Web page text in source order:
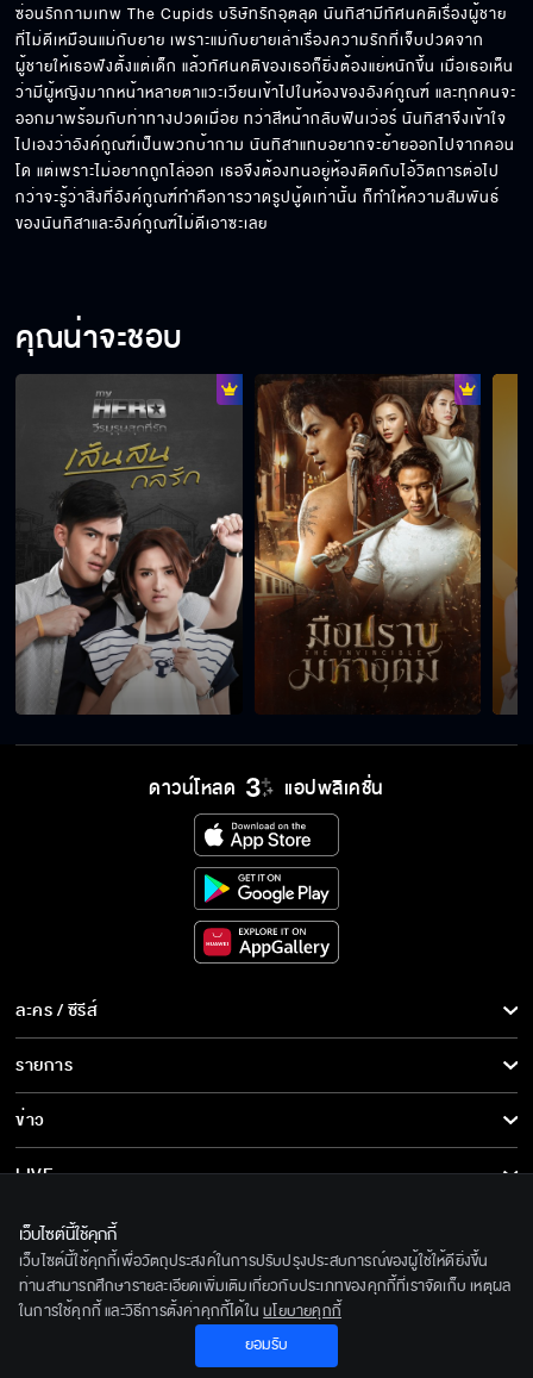
ซ่อนรักกามเทพ The Cupids บริษัทรักอุตลุด นันทิสามีทัศนคติเรื่องผู้ชาย
ที่ไม่ดีเหมือนแม่กับยาย เพราะแม่กับยายเล่าเรื่องความรักที่เจ็บปวดจาก
ผู้ชายให้เธอฟังตั้งแต่เด็ก แล้วทัศนคติของเธอก็ยิ่งต้องแย่หนักขึ้น เมื่อเธอเห็น
ว่ามีผู้หญิงมากหน้าหลายตาแวะเวียนเข้าไปในห้องของอังค์กูณฑ์ และทุกคนจะ
ออกมาพร้อมกับท่าทางปวดเมื่อย ทว่าสีหน้ากลับฟินเว่อร์ นันทิสาจึงเข้าใจ
ไปเองว่าอังค์กูณฑ์เป็นพวกบ้ากาม นันทิสาแทบอยากจะย้ายออกไปจากคอน
โด แต่เพราะไม่อยากถูกไล่ออก เธอจึงต้องทนอยู่ห้องติดกับไอ้วิตถารต่อไป
กว่าจะรู้ว่าสิ่งที่อังค์กูณฑ์ทำคือการวาดรูปนู้ดเท่านั้น ก็ทำให้ความสัมพันธ์
ของนันทิสาและอังค์กูณฑ์ไม่ดีเอาซะเลย
คุณน่าจะชอบ
ดาวน์โหลด แอปพลิเคชั่น
ละคร / ซีรีส์
ละคร/ซีรีส์
ซีรีส์นานาชาติ
การ์ตูน & เกม
รายการ
รายการทั้งหมด
ข่าว
ข่าวทั้งหมด
ข่าวประชาสัมพันธ์
LIVE
เกี่ยวกับเรา
BEC World
รู้จักเรา
ติดตามเราได้ที่
© 2020 Bangkok Entertainment Co.,Ltd. All Rights Reserved.
Powered by BECi Corporation Ltd.
เว็บไซต์นี้ใช้คุกกี้
เว็บไซต์นี้ใช้คุกกี้เพื่อวัตถุประสงค์ในการปรับปรุงประสบการณ์ของผู้ใช้ให้ดียิ่งขึ้น
ท่านสามารถศึกษารายละเอียดเพิ่มเติมเกี่ยวกับประเภทของคุกกี้ที่เราจัดเก็บ เหตุผล
ในการใช้คุกกี้ และวิธีการตั้งค่าคุกกี้ได้ใน นโยบายคุกกี้
ยอมรับ